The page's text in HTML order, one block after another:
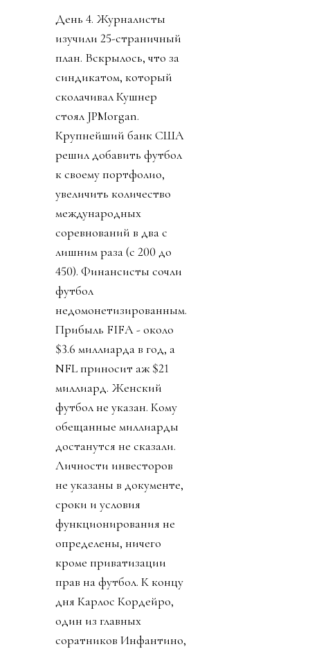
День 4. Журналисты
изучили 25-страничный
план. Вскрылось, что за
синдикатом, который
сколачивал Кушнер
стоял JPMorgan.
Крупнейший банк США
решил добавить футбол
к своему портфолио,
увеличить количество
международных
соревнований в два с
лишним раза (с 200 до
450). Финансисты сочли
футбол
недомонетизированным.
Прибыль FIFA - около
$3.6 миллиарда в год, а
NFL приносит аж $21
миллиард. Женский
футбол не указан. Кому
обещанные миллиарды
достанутся не сказали.
Личности инвесторов
не указаны в документе,
сроки и условия
функционирования не
определены, ничего
кроме приватизации
прав на футбол. К концу
дня Карлос Кордейро,
один из главных
соратников Инфантино,